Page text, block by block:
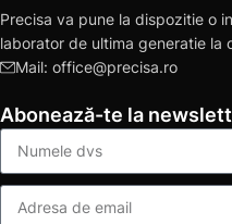
Precisa va pune la dispozitie o
laborator de ultima generatie la
Mail: office@precisa.ro
Abonează-te la